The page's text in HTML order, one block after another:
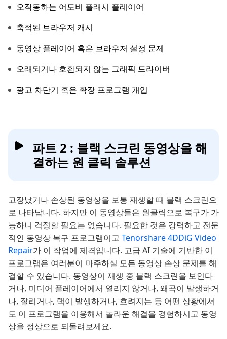
오작동하는 어도비 플래시 플레이어
축적된 브라우저 캐시
동영상 플레이어 혹은 브라우저 설정 문제
오래되거나 호환되지 않는 그래픽 드라이버
광고 차단기 혹은 확장 프로그램 개입
파트 2 : 블랙 스크린 동영상을 해
결하는 원 클릭 솔루션
고장났거나 손상된 동영상을 보통 재생할 때 블랙 스크린으
로 나타납니다. 하지만 이 동영상들은 원클릭으로 복구가 가
능하니 걱정할 필요는 없습니다. 필요한 것은 강력하고 전문
적인 동영상 복구 프로그램이고 Tenorshare 4DDiG Video
Repair가 이 작업에 제격입니다. 고급 AI 기술에 기반한 이
프로그램은 여러분이 마주하실 모든 동영상 손상 문제를 해
결할 수 있습니다. 동영상이 재생 중 블랙 스크린을 보인다
거나, 미디어 플레이어에서 열리지 않거나, 왜곡이 발생하거
나, 잘리거나, 랙이 발생하거나, 흐려지는 등 어떤 상황에서
도 이 프로그램을 이용해서 놀라운 해결을 경험하시고 동영
상을 정상으로 되돌려보세요.